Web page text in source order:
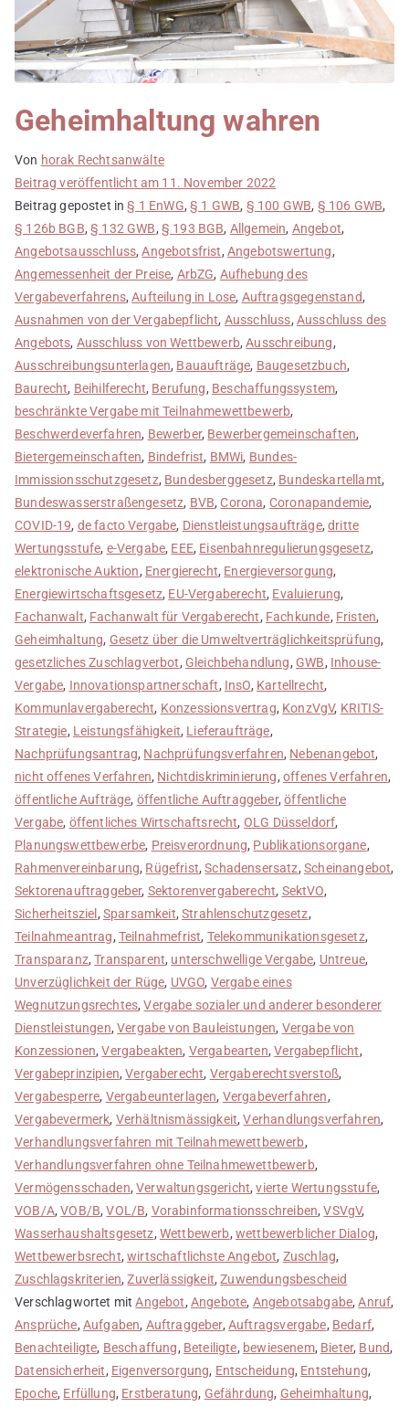
Geheimhaltung wahren
Von horak Rechtsanwälte
Beitrag veröffentlicht am 11. November 2022
Beitrag gepostet in§ 1 EnWG,§ 1 GWB, § 100 GWB, § 106 GWB,
§ 126b BGB,§ 132 GWB, § 193 BGB, Allgemein, Angebot,
Angebotsausschluss,Angebotsfrist, Angebotswertung,
Angemessenheit der Preise, ArbZG, Aufhebung des
Vergabeverfahrens,Aufteilung in Lose, Auftragsgegenstand,
Ausnahmen von der Vergabepflicht, Ausschluss, Ausschluss des
Angebots, Ausschluss von Wettbewerb,Ausschreibung,
Ausschreibungsunterlagen, Bauaufträge, Baugesetzbuch,
Baurecht, Beihilferecht, Berufung, Beschaffungssystem,
beschränkte Vergabe mit Teilnahmewettbewerb,
Beschwerdeverfahren, Bewerber, Bewerbergemeinschaften,
Bietergemeinschaften, Bindefrist, BMWi, Bundes-
Immissionsschutzgesetz, Bundesberggesetz, Bundeskartellamt,
Bundeswasserstraßengesetz, BVB,Corona, Coronapandemie,
COVID-19, de facto Vergabe, Dienstleistungsaufträge,dritte
Wertungsstufe, e-Vergabe, EEE, Eisenbahnregulierungsgesetz,
elektronische Auktion, Energierecht, Energieversorgung,
Energiewirtschaftsgesetz, EU-Vergaberecht, Evaluierung,
Fachanwalt, Fachanwalt für Vergaberecht, Fachkunde, Fristen,
Geheimhaltung, Gesetz über die Umweltverträglichkeitsprüfung,
gesetzliches Zuschlagverbot, Gleichbehandlung, GWB, Inhouse-
Vergabe, Innovationspartnerschaft, InsO, Kartellrecht,
Kommunlavergaberecht, Konzessionsvertrag, KonzVgV, KRITIS-
Strategie, Leistungsfähigkeit, Lieferaufträge,
Nachprüfungsantrag, Nachprüfungsverfahren, Nebenangebot,
nicht offenes Verfahren, Nichtdiskriminierung,offenes Verfahren,
öffentliche Aufträge, öffentliche Auftraggeber,öffentliche
Vergabe, öffentliches Wirtschaftsrecht, OLG Düsseldorf,
Planungswettbewerbe, Preisverordnung, Publikationsorgane,
Rahmenvereinbarung, Rügefrist,Schadensersatz,Scheinangebot,
Sektorenauftraggeber, Sektorenvergaberecht, SektVO,
Sicherheitsziel , Sparsamkeit,Strahlenschutzgesetz,
Teilnahmeantrag, Teilnahmefrist, Telekommunikationsgesetz,
Transparanz,Transparent, unterschwellige Vergabe, Untreue,
Unverzüglichkeit der Rüge, UVGO, Vergabe eines
Wegnutzungsrechtes,Vergabe sozialer und anderer besonderer
Dienstleistungen,Vergabe von Bauleistungen, Vergabe von
Konzessionen,Vergabeakten, Vergabearten,Vergabepflicht,
Vergabeprinzipien,Vergaberecht, Vergaberechtsverstoß,
Vergabesperre, Vergabeunterlagen, Vergabeverfahren,
Vergabevermerk, Verhältnismässigkeit,Verhandlungsverfahren,
Verhandlungsverfahren mit Teilnahmewettbewerb,
Verhandlungsverfahren ohne Teilnahmewettbewerb,
Vermögensschaden,Verwaltungsgericht,vierte Wertungsstufe,
VOB/A,VOB/B,VOL/B, Vorabinformationsschreiben,VSVgV,
Wasserhaushaltsgesetz, Wettbewerb, wettbewerblicher Dialog,
Wettbewerbsrecht,wirtschaftlichste Angebot, Zuschlag,
Zuschlagskriterien,Zuverlässigkeit,Zuwendungsbescheid
Verschlagwortet mitAngebot, Angebote, Angebotsabgabe,Anruf,
Ansprüche, Aufgaben, Auftraggeber, Auftragsvergabe, Bedarf,
Benachteiligte, Beschaffung, Beteiligte, bewiesenem, Bieter, Bund,
Datensicherheit, Eigenversorgung, Entscheidung, Entstehung,
Epoche, Erfüllung, Erstberatung, Gefährdung, Geheimhaltung,